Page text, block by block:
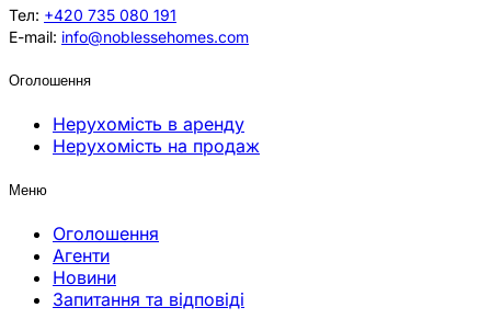
Тел: +420 735 080 191
E-mail: info@noblessehomes.com
Оголошення
Нерухомість в аренду
Нерухомість на продаж
Меню
Оголошення
Агенти
Новини
Запитання та відповіді